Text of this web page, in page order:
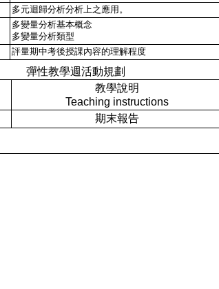
多元迴歸分析分析上之應用。
多變量分析基本概念
多變量分析類型
評量期中考後授課內容的理解程度
彈性教學週活動規劃
教學說明
Teaching instructions
期末報告